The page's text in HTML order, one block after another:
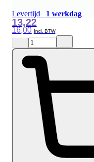
Levertijd 1 werkdag
16,00
13,22